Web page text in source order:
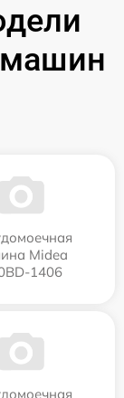
Midea
1406